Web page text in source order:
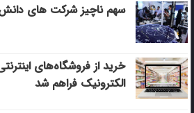
سهم ناچیز شرکت های دانش
خرید از فروشگاه‌های
الکترونیک فراهم شد